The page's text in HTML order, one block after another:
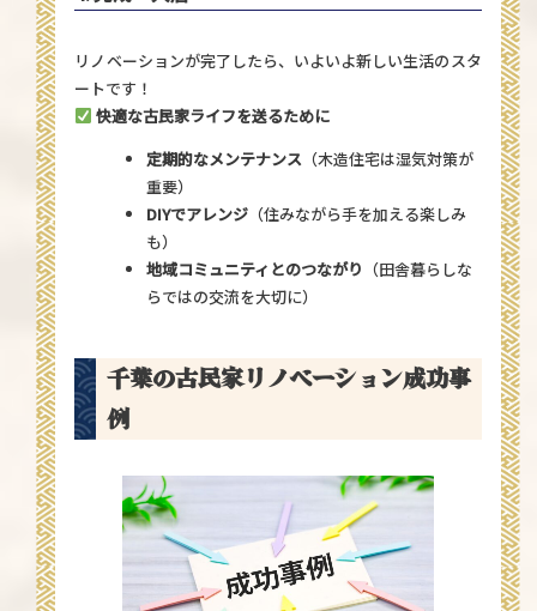
リノベーションが完了したら、いよいよ新しい生活のスタ
ートです！
快適な古民家ライフを送るために
定期的なメンテナンス （木造住宅は湿気対策が
重要）
DIYでアレンジ （住みながら手を加える楽しみ
も）
地域コミュニティとのつながり （田舎暮らしな
らではの交流を大切に）
千葉の古民家リノベーション成功事
例